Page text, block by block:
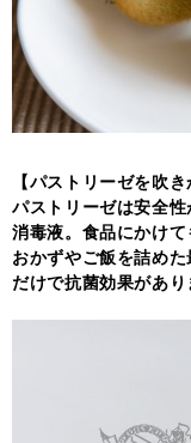
【パストリーゼを吹き
パストリーゼは安全
消毒液。食品にかけ
おかずやご飯を詰め
だけで抗菌効果があり